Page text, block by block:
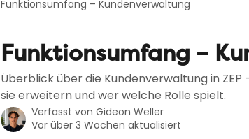
Funktionsumfang – Kundenverwaltung
Funktionsumfang –
Überblick über die Kundenverwaltung in
sie erweitern und wer welche Rolle spielt.
Verfasst von Gideon Weller
Vor über 3 Wochen aktualisiert